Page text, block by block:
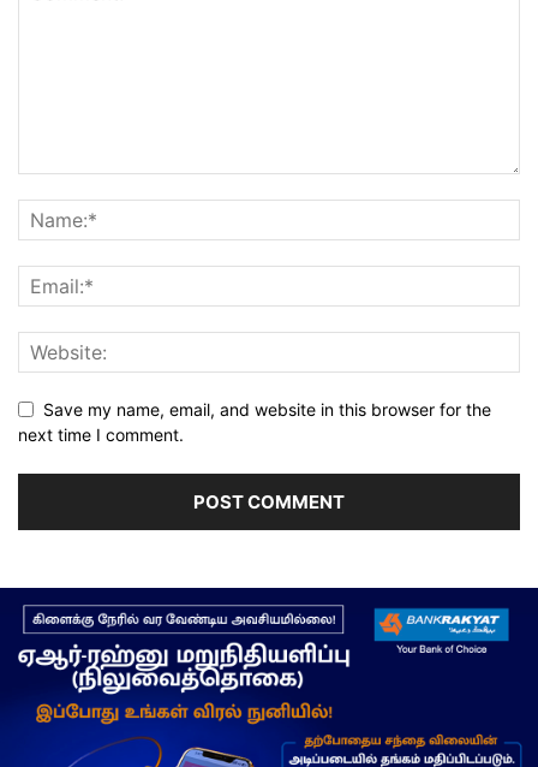
Save my name, email, and website in this browser for the
next time I comment.